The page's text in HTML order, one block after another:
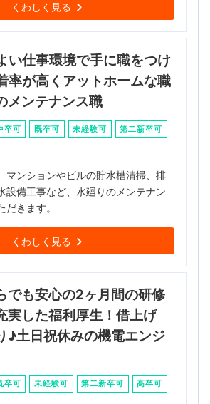
くわしく見る
仕事環境で手に職をつけ
率が高くアットホームな職
メンテナンス職
卒可 既卒可 未経験可
第二新卒可
マンションやビルの貯水槽清掃、排
設備工事など、水廻りのメンテナン
だきます。
くわしく見る
でも安心の2ヶ月間の研修
した福利厚生！借上げ
♪土日祝休みの機電エンジ
卒可 未経験可 第二新卒可 高卒可